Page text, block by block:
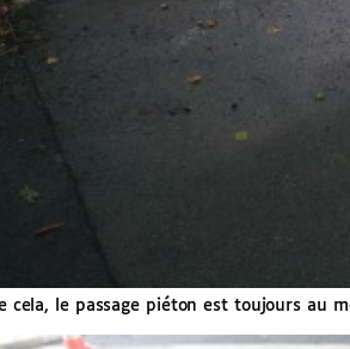
cela, le passage piéton est toujours au